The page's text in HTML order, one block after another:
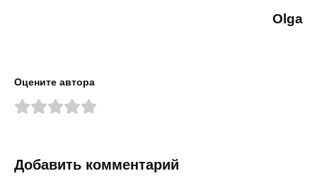
Olga
Оцените автора
Добавить комментарий